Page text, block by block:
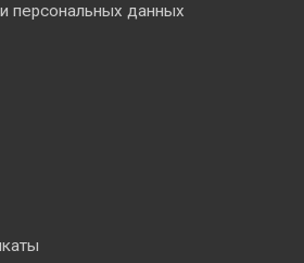
персональных данных